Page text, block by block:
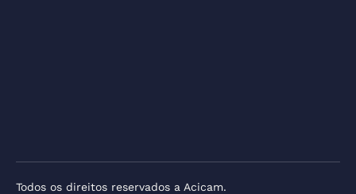
Todos os direitos reservados a Acicam.